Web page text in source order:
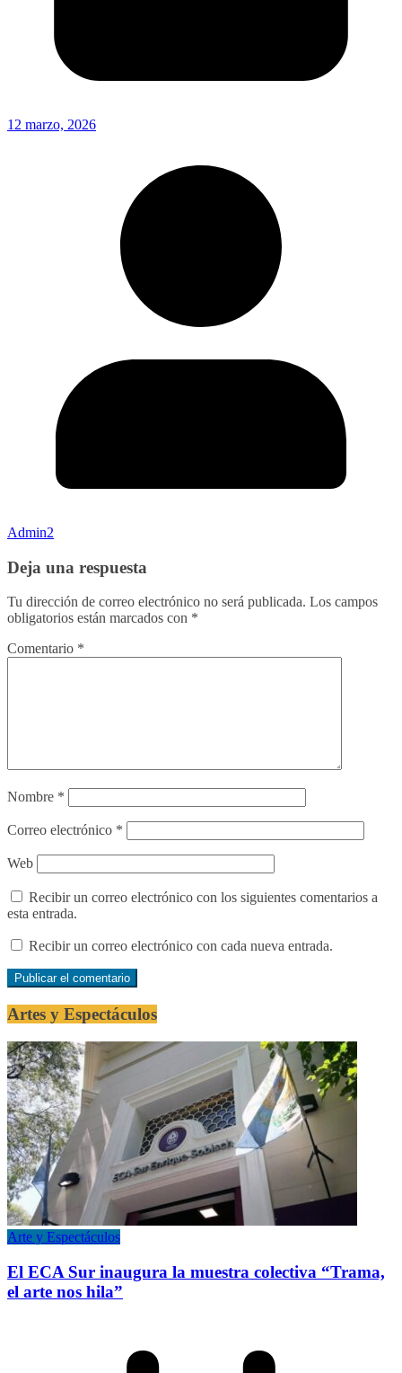
12 marzo, 2026
Admin2
Deja una respuesta
Tu dirección de correo electrónico no será publicada. Los campos
obligatorios están marcados con *
Comentario *
Nombre *
Correo electrónico *
Web
Recibir un correo electrónico con los siguientes comentarios a
esta entrada.
Recibir un correo electrónico con cada nueva entrada.
Artes y Espectáculos
Arte y Espectáculos
El ECA Sur inaugura la muestra colectiva “Trama,
el arte nos hila”